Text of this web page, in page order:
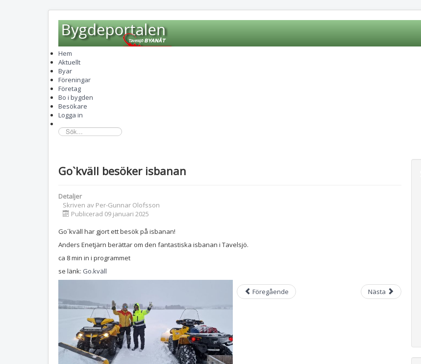
Hem
Aktuellt
Byar
Föreningar
Företag
Bo i bygden
Besökare
Logga in
sök...
Go`kväll besöker isbanan
Detaljer
Skriven av Per-Gunnar Olofsson
Publicerad 09 januari 2025
Go´kväll har gjort ett besök på isbanan!
Anders Enetjärn berättar om den fantastiska isbanan i Tavelsjö.
ca 8 min in i programmet
se länk: Go.kväll
Föregående Nästa